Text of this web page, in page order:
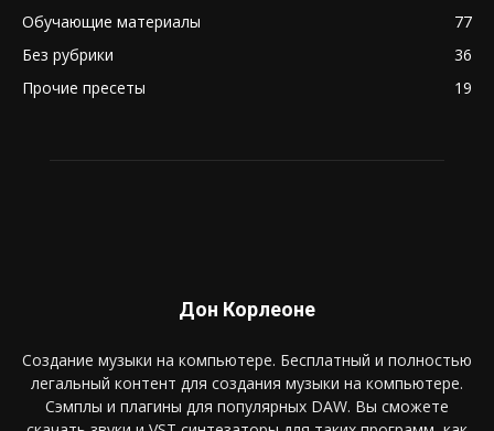
Обучающие материалы
77
Без рубрики
36
Прочие пресеты
19
Дон Корлеоне
Создание музыки на компьютере. Бесплатный и полностью
легальный контент для создания музыки на компьютере.
Сэмплы и плагины для популярных DAW. Вы сможете